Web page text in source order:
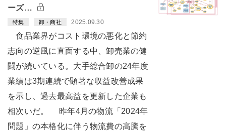
ーズ…
特集 卸・商社 2025.09.30
食品業界がコスト環境の悪化と節約
志向の逆風に直面する中、卸売業の健
闘が続いている。大手総合卸の24年度
業績は3期連続で顕著な収益改善成果
を示し、過去最高益を更新した企業も
相次いだ。 昨年4月の物流「2024年
問題」の本格化に伴う物流費の高騰を